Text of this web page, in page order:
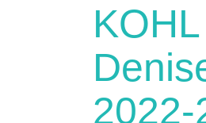
KOHL
2022-